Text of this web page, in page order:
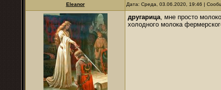
Eleanor Дата: Среда, 03.06.2020, 19:46 |
другарица, мне просто
холодного молока